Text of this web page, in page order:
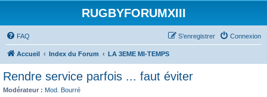
RUGBYFORUMXIII
FAQ Connexion
S’enregistrer
Accueil Index du Forum LA 3EME MI-TEMPS
Rendre service parfois ... faut éviter
Modérateur : Mod. Bourré